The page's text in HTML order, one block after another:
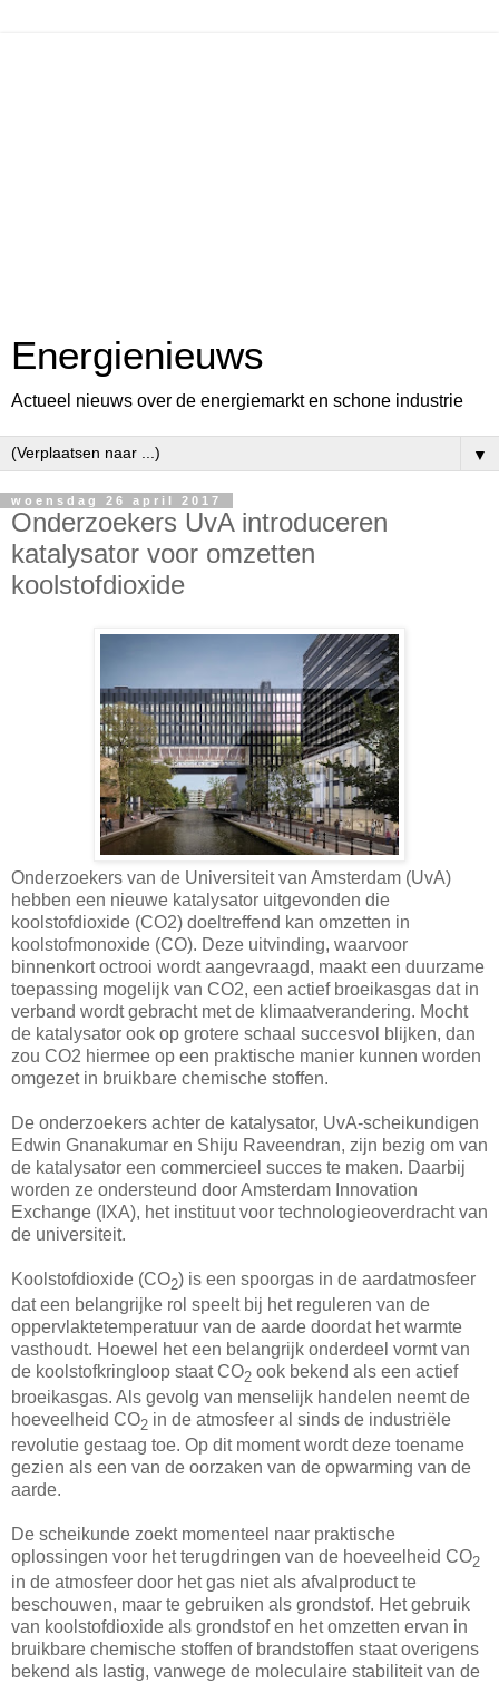
Energienieuws
Actueel nieuws over de energiemarkt en schone industrie
▼
woensdag 26 april 2017
Onderzoekers UvA introduceren
katalysator voor omzetten
koolstofdioxide
Onderzoekers van de Universiteit van Amsterdam (UvA)
hebben een nieuwe katalysator uitgevonden die
koolstofdioxide (CO2) doeltreffend kan omzetten in
koolstofmonoxide (CO). Deze uitvinding, waarvoor
binnenkort octrooi wordt aangevraagd, maakt een duurzame
toepassing mogelijk van CO2, een actief broeikasgas dat in
verband wordt gebracht met de klimaatverandering. Mocht
de katalysator ook op grotere schaal succesvol blijken, dan
zou CO2 hiermee op een praktische manier kunnen worden
omgezet in bruikbare chemische stoffen.
De onderzoekers achter de katalysator, UvA-scheikundigen
Edwin Gnanakumar en Shiju Raveendran, zijn bezig om van
de katalysator een commercieel succes te maken. Daarbij
worden ze ondersteund door Amsterdam Innovation
Exchange (IXA), het instituut voor technologieoverdracht van
de universiteit.
Koolstofdioxide (CO2) is een spoorgas in de aardatmosfeer
dat een belangrijke rol speelt bij het reguleren van de
oppervlaktetemperatuur van de aarde doordat het warmte
vasthoudt. Hoewel het een belangrijk onderdeel vormt van
de koolstofkringloop staat CO2 ook bekend als een actief
broeikasgas. Als gevolg van menselijk handelen neemt de
hoeveelheid CO2 in de atmosfeer al sinds de industriële
revolutie gestaag toe. Op dit moment wordt deze toename
gezien als een van de oorzaken van de opwarming van de
aarde.
De scheikunde zoekt momenteel naar praktische
oplossingen voor het terugdringen van de hoeveelheid CO2
in de atmosfeer door het gas niet als afvalproduct te
beschouwen, maar te gebruiken als grondstof. Het gebruik
van koolstofdioxide als grondstof en het omzetten ervan in
bruikbare chemische stoffen of brandstoffen staat overigens
bekend als lastig, vanwege de moleculaire stabiliteit van de